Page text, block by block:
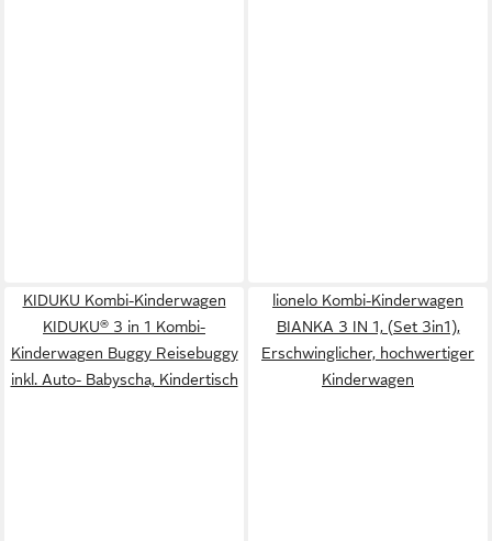
KIDUKU Kombi-Kinderwagen
KIDUKU® 3 in 1 Kombi-
Kinderwagen Buggy Reisebuggy
inkl. Auto- Babyscha, Kindertisch
lionelo Kombi-Kinderwagen
BIANKA 3 IN 1, (Set 3in1),
Erschwinglicher, hochwertiger
Kinderwagen